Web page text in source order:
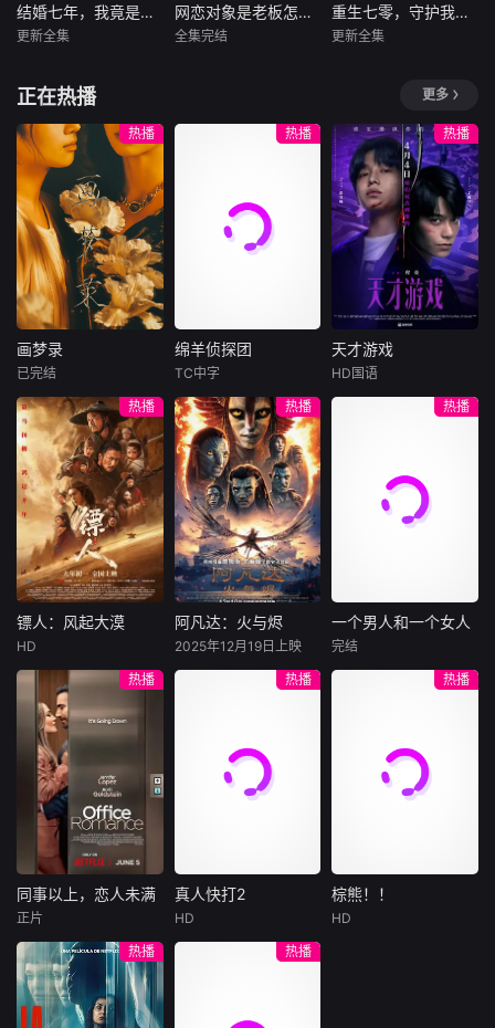
唐·柯利尔（布拉德·
皮特 Brad Pitt 饰）
结婚七年，我竟是老公小青梅的替身
暂无内容
结婚七年，我竟是老公小青梅的替身
更新全集
网恋对象是老板怎么办 网恋对象是老板怎么办
全集完结
重生七零，守护我的小心肝妻子 重生七零，守护我的小心肝妻子
更新全集
正在热播 更多
热播
画梦录
林柏叡
民国的上海滩，身
怀绝技的孤女画师
许雁真，意外与身
陷危局的融汇银行
总账姜心羽产生交
集。姜心羽遭人陷
害，只得与许雁真
结盟，彼时银行欲
将国宝名画低价卖
给外国人，许雁真
仿造名画、偷天换
日。几经波折，两
人联手在各方势力
的夹缝间巧妙周
旋，共历险阻，破
解重重困境。
画梦录
已完结
热播
绵羊侦探团
尼可拉斯·博朗
尼古拉斯·加利齐纳
牧羊人乔治
（休·杰克曼饰）最
爱给羊群读侦探小
说，没想到自己有
一天会离奇死亡。
他留下的3000万
巨额遗产，让每个
人貌似都有犯罪动
机。警察毫无头绪
“不务正业”迈出牧
绵羊侦探团
TC中字
热播
天才游戏
饰），被偏执富家
公子陈伦（丁禹兮
饰）选中，被迫踏
表、神秘女友全部
备齐，在陈伦的精
瞬间拥有顶配人
天才游戏
HD国语
热播
镖人：风起大漠
于适
大漠之上，镖人、
官府、西域五大家
族等多方势力盘根
错节、暗潮涌动。
“天字第二号逃犯”
刀马接下特殊押镖
任务，和同伴一起
从西域护镖远赴长
安。不料，他们的
护送对象竟是“天字
郎……天下熙熙皆
为利来，各方势力
闻风入局，抢镖厮
镖人：风起大漠
HD
热播
阿凡达：火与烬
与奈蒂莉一家的命
运起伏，在前作的
情感余波之上，深
连的情感纽带的历
程，从而将故事推
维度。此外，潘多
阿凡达：火与烬
2025年12月19日上映
热播
一个男人和一个女人
饰）飞机同时落
地，入住同一家酒
店，成为一墙之隔
陷入的困境，健
康、家庭、婚姻、
一个男人和一个女人
完结
热播
同事以上，恋人未满
布雷特·戈德斯坦
贝蒂·吉尔平
洛佩兹饰演的航空
同事以上，恋人未满
正片
热播
真人快打2
真人快打2
HD
热播
棕熊！！
棕熊！！
HD
热播
热播